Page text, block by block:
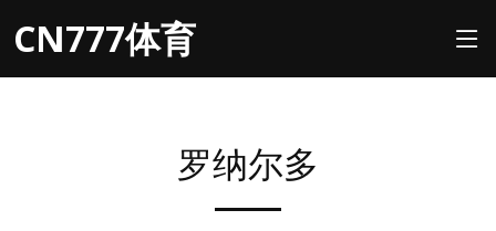
CN777体育
罗纳尔多